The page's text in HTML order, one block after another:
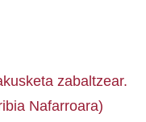
zabaltzear.
Nafarroara)